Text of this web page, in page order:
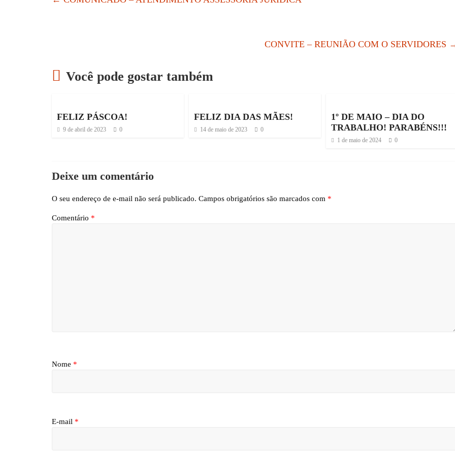
CONVITE – REUNIÃO COM O SERVIDORES
Você pode gostar também
FELIZ PÁSCOA!
9 de abril de 2023 0
FELIZ DIA DAS MÃES!
14 de maio de 2023 0
1º DE MAIO – DIA DO
TRABALHO! PARABÉNS!!!
1 de maio de 2024 0
Deixe um comentário
O seu endereço de e-mail não será publicado. Campos obrigatórios são marcados com *
Comentário *
Nome *
E-mail *